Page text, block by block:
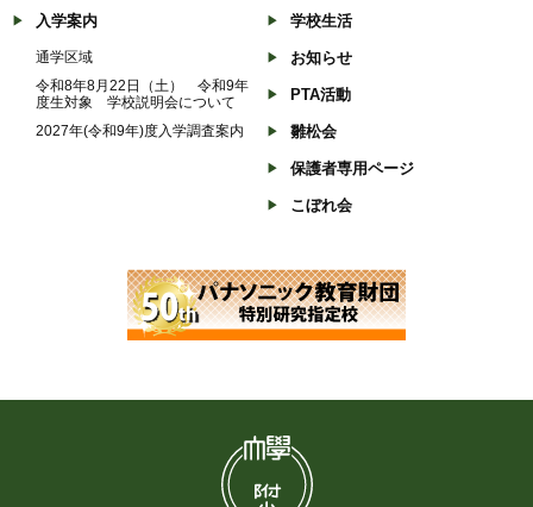
入学案内
通学区域
令和8年8月22日（土） 令和9年
度生対象 学校説明会について
2027年(令和9年)度入学調査案内
学校生活
お知らせ
PTA活動
雛松会
保護者専用ページ
こぼれ会